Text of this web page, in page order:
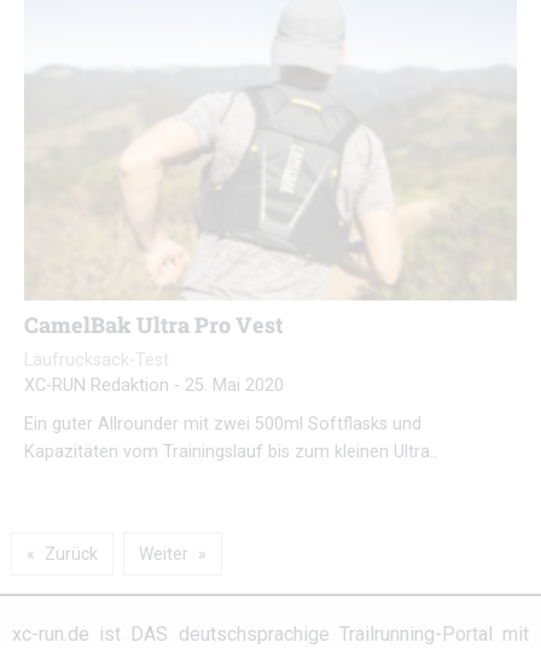
CamelBak Ultra Pro Vest
Laufrucksack-Test
XC-RUN Redaktion - 25. Mai 2020
Ein guter Allrounder mit zwei 500ml Softflasks und
Kapazitäten vom Trainingslauf bis zum kleinen Ultra..
Zurück Weiter
xc-run.de ist DAS deutschsprachige Trailrunning-Portal mit